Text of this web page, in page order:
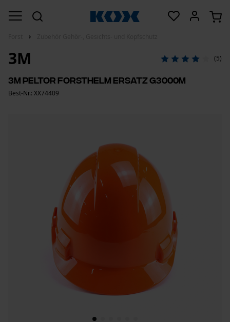
3M (5)
3M Peltor Forsthelm Ersatz G3000M
Best-Nr.: XX74409